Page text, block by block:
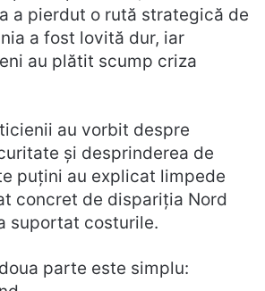
a pierdut o rută strategică de
a fost lovită dur, iar
au plătit scump criza
au vorbit despre
și desprinderea de
puțini au explicat limpede
concret de dispariția Nord
suportat costurile.
parte este simplu: